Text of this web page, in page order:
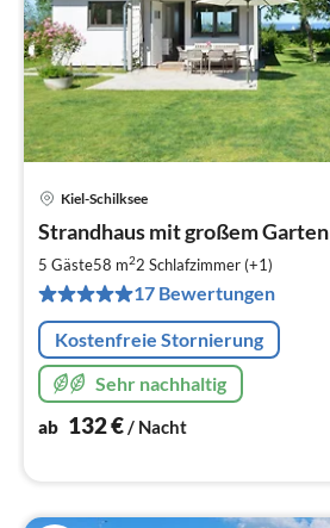
Kiel-Schilksee
Strandhaus mit großem Garten
5 Gäste58 m22 Schlafzimmer (+1)
17 Bewertungen
Kostenfreie Stornierung
Sehr nachhaltig
ab 132€/ Nacht